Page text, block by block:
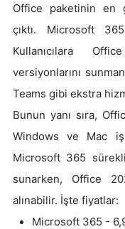
Office paketinin en
çıktı. Microsoft
Kullanıcılara
versiyonlarını
Teams gibi ekstra
Bunun yanı sıra,
Windows ve Mac
Microsoft 365
sunarken, Office
alınabilir. İşte fiyatlar:
Microsoft 365 -